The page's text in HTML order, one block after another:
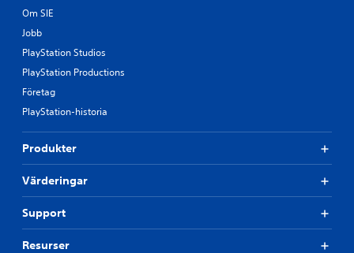
Om SIE
Jobb
PlayStation Studios
PlayStation Productions
Företag
PlayStation-historia
Produkter
Värderingar
Support
Resurser